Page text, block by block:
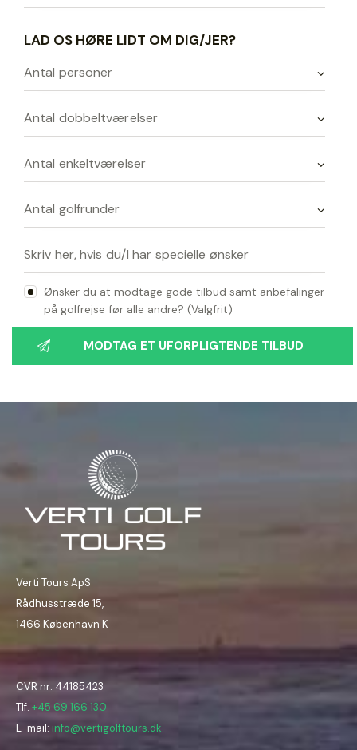
LAD OS HØRE LIDT OM DIG/JER?
Ønsker du at modtage gode tilbud samt anbefalinger
på golfrejse før alle andre? (Valgfrit)
Verti Tours ApS
Rådhusstræde 15,
1466 København K
CVR nr: 44185423
Tlf. +45 69 166 130
E-mail: info@vertigolftours.dk